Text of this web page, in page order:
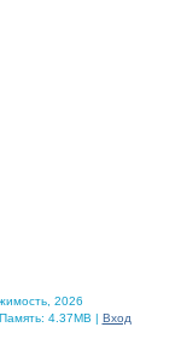
2026
4.37MB | Вход